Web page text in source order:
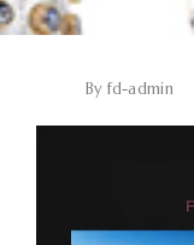
By fd-admin